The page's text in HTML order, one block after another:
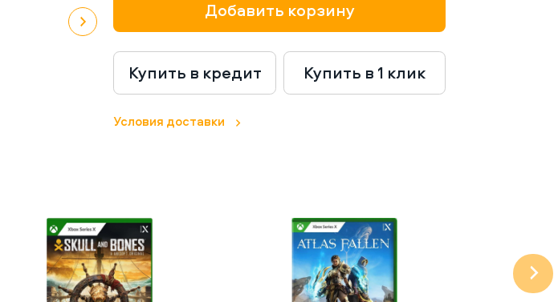
Либертадорес и новую Лигу конференций УЕФА, — только в
Добавить корзину
Купить в кредит Купить в 1 клик
Условия доставки